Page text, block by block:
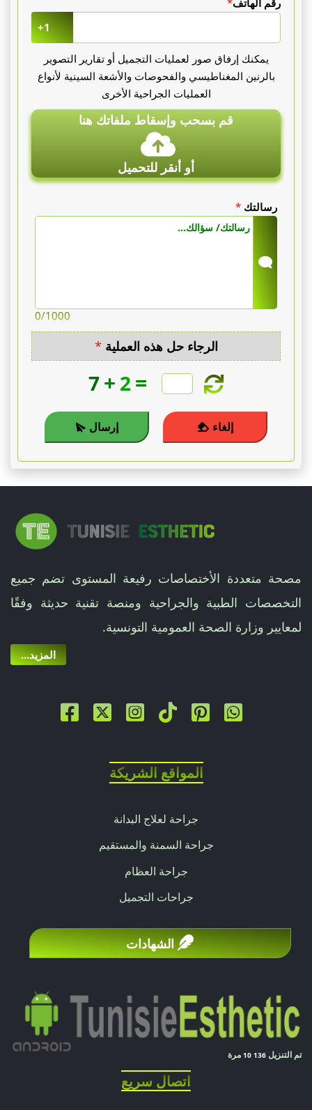
+1
يمكنك إرفاق صور لعمليات التجميل أو تقارير التصوير
بالرنين المغناطيسي والفحوصات والأشعة السينية لأنواع
العمليات الجراحية الأخرى
قم بسحب وإسقاط ملفاتك هنا
أو أنقر للتحميل
رسالتك*
0/1000
* الرجاء حل هذه العملية
7+ 2=
إلغاء إرسال
مصحة متعددة الأختصاصات رفيعة المستوى تضم جميع
التخصصات الطبية والجراحية ومنصة تقنية حديثة وفقًا
لمعايير وزارة الصحة العمومية التونسية.
...المزيد
المواقع الشريكة
جراحة لعلاج البدانة
جراحة السمنة والمستقيم
جراحة العظام
جراحات التجميل
الشهادات
تم التنزيل 10 136 مرة
اتصال سريع